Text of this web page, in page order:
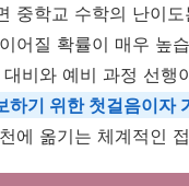
중학교 수학의 난이
어질 확률이 매우 높
비와 예비 과정 선행
하기 위한 첫걸음이자
에 옮기는 체계적인